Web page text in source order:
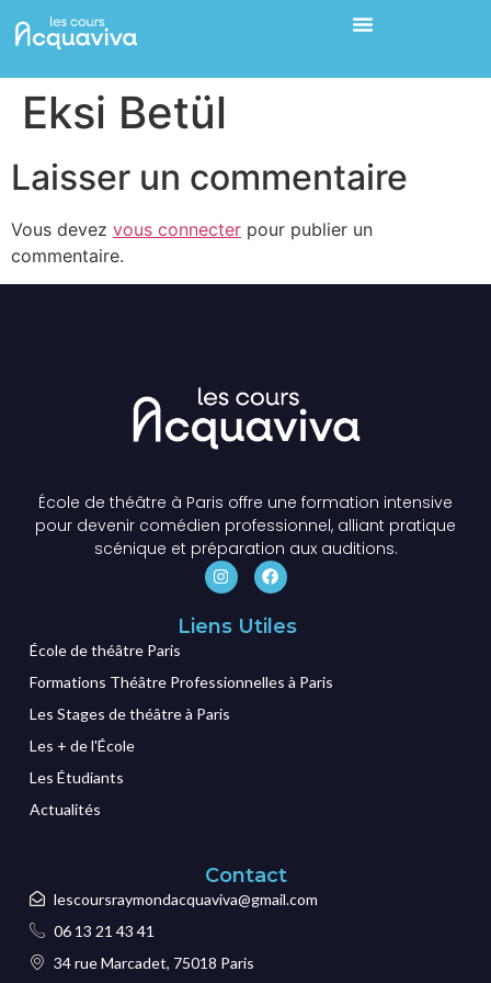
Eksi Betül
Laisser un commentaire
Vous devez vous connecter pour publier un
commentaire.
École de théâtre à Paris offre une formation intensive
pour devenir comédien professionnel, alliant pratique
scénique et préparation aux auditions.
Liens Utiles
École de théâtre Paris
Formations Théâtre Professionnelles à Paris
Les Stages de théâtre à Paris
Les + de l'École
Les Étudiants
Actualités
Contact
lescoursraymondacquaviva@gmail.com
06 13 21 43 41
34 rue Marcadet, 75018 Paris